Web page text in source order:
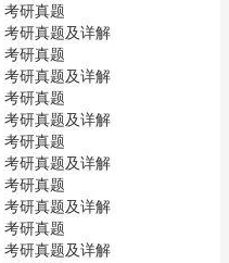
考研真题
考研真题及详解
考研真题
考研真题及详解
考研真题
考研真题及详解
考研真题
考研真题及详解
考研真题
考研真题及详解
考研真题
考研真题及详解